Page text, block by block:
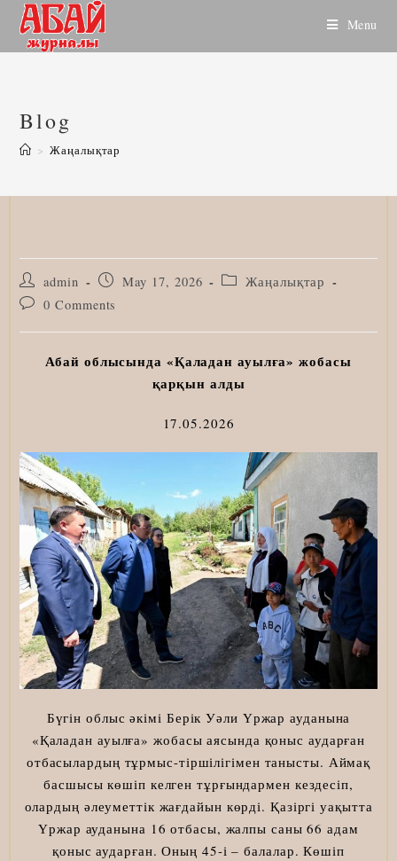
Skip
content
Menu
Blog
> Жаңалықтар
Post
author:
admin
Post
published:
May 17, 2026
Post Жаңалықтар
Post0 Comments
Абай облысында «Қаладан ауылға» жобасы
қарқын алды
17.05.2026
Бүгін облыс әкімі Берік Уәли Үржар ауданына
«Қаладан ауылға» жобасы аясында қоныс аударған
отбасылардың тұрмыс-тіршілігімен танысты. Аймақ
басшысы көшіп келген тұрғындармен кездесіп,
олардың әлеуметтік жағдайын көрді. Қазіргі уақытта
Үржар ауданына 16 отбасы, жалпы саны 66 адам
қоныс аударған. Оның 45-і – балалар. Көшіп